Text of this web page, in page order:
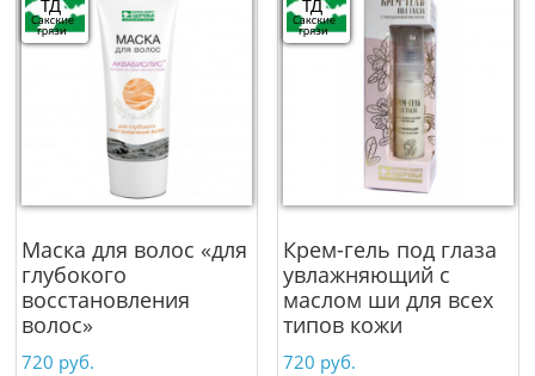
Маска для волос «для
глубокого
восстановления
волос»
720 руб.
Крем-гель под глаза
увлажняющий с
маслом ши для всех
типов кожи
720 руб.